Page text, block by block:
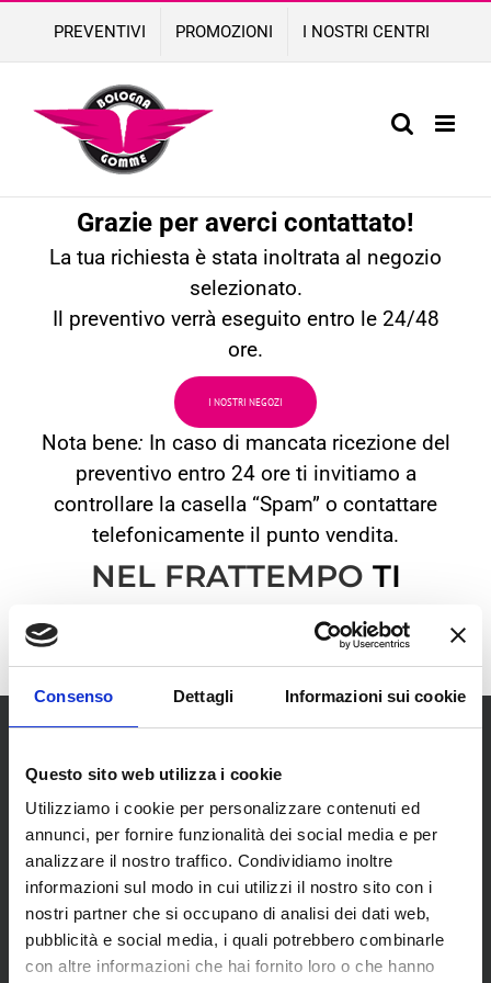
Consenso Dettagli Informazioni sui cookie
Questo sito web utilizza i cookie
Utilizziamo i cookie per personalizzare contenuti ed
annunci, per fornire funzionalità dei social media e per
analizzare il nostro traffico. Condividiamo inoltre
informazioni sul modo in cui utilizzi il nostro sito con i
nostri partner che si occupano di analisi dei dati web,
pubblicità e social media, i quali potrebbero combinarle
con altre informazioni che hai fornito loro o che hanno
content
PREVENTIVI PROMOZIONI I NOSTRI CENTRI
Grazie per averci contattato!
La tua richiesta è stata inoltrata al negozio
selezionato.
Il preventivo verrà eseguito entro le 24/48
ore.
I NOSTRI NEGOZI
Nota bene: In caso di mancata ricezione del
preventivo entro 24 ore ti invitiamo a
controllare la casella “Spam” o contattare
telefonicamente il punto vendita.
NEL FRATTEMPO TI
DIAMO UN CALOROSO
BENVENUTO!
SCOPRI I NOSTRI CENTRI
MENU